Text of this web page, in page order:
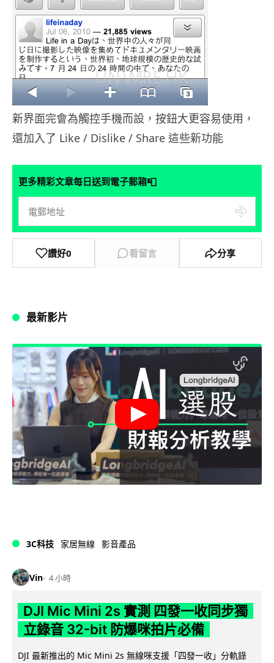
新界面完會為觸控手機而設，按鈕大更容易使用，
還加入了 Like / Dislike / Share 這些新功能
更多精彩文章每日送到電子郵箱📮
讚好0 看留言 分享
最新影片
3C科技 家居無線 影音產品
Vin 4 小時
DJI Mic Mini 2s 實測 四發一收同步獨
立錄音 32-bit 防爆咪拍片必備
DJI 最新推出的 Mic Mini 2s 無線咪支援「四發一收」分軌錄